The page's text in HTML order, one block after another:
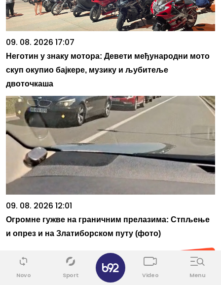
09. 08. 2026 17:07
Неготин у знаку мотора: Девети међународни мото
скуп окупио бајкере, музику и љубитеље
двоточкаша
09. 08. 2026 12:01
Огромне гужве на граничним прелазима: Стпљење
и опрез и на Златиборском путу (фото)
Novo Sport Video Menu
✕